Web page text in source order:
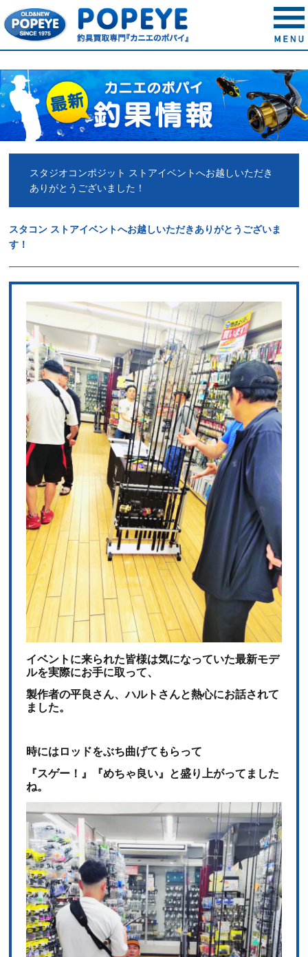
スタジオコンポジット ストアイベントへお越しいただき
ありがとうございました！
スタコン ストアイベントへお越しいただきありがとうございま
す！
イベントに来られた皆様は気になっていた最新モデ
ルを実際にお手に取って、
製作者の平良さん、ハルトさんと熱心にお話されて
ました。
時にはロッドをぶち曲げてもらって
『スゲー！』『めちゃ良い』と盛り上がってました
ね。